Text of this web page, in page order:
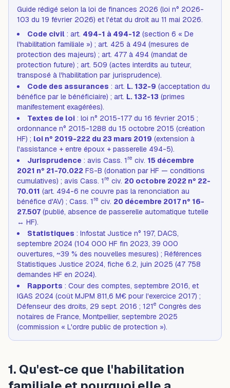
Guide rédigé selon la loi de finances 2026 (loi n° 2026-
103 du 19 février 2026) et l'état du droit au 11 mai 2026.
Code civil : art. 494-1 à 494-12 (section 6 « De
l'habilitation familiale ») ; art. 425 à 494 (mesures de
protection des majeurs) ; art. 477 à 494 (mandat de
protection future) ; art. 509 (actes interdits au tuteur,
transposé à l'habilitation par jurisprudence).
Code des assurances : art. L. 132-9 (acceptation du
bénéfice par le bénéficiaire) ; art. L. 132-13 (primes
manifestement exagérées).
Textes de loi : loi n° 2015-177 du 16 février 2015 ;
ordonnance n° 2015-1288 du 15 octobre 2015 (création
HF) ; loi n° 2019-222 du 23 mars 2019 (extension à
l'assistance + entre époux + passerelle 494-5).
Jurisprudence : avis Cass. 1 re civ. 15 décembre
2021 n° 21-70.022 FS-B (donation par HF — conditions
cumulatives) ; avis Cass. 1 re civ. 20 octobre 2022 n° 22-
70.011 (art. 494-6 ne couvre pas la renonciation au
bénéfice d'AV) ; Cass. 1 re civ. 20 décembre 2017 n° 16-
27.507 (publié, absence de passerelle automatique tutelle
↔ HF).
Statistiques : Infostat Justice n° 197, DACS,
septembre 2024 (104 000 HF fin 2023, 39 000
ouvertures, ~39 % des nouvelles mesures) ; Références
Statistiques Justice 2024, fiche 6.2, juin 2025 (47 758
demandes HF en 2024).
Rapports : Cour des comptes, septembre 2016, et
IGAS 2024 (coût MJPM 811,6 M€ pour l'exercice 2017) ;
Défenseur des droits, 29 sept. 2016 ; 121e Congrès des
notaires de France, Montpellier, septembre 2025
(commission « L'ordre public de protection »).
1. Qu'est-ce que l'habilitation